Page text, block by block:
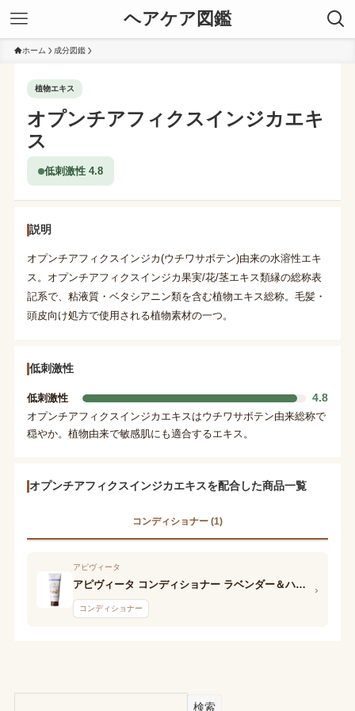
ヘアケア図鑑
ホーム 成分図鑑
植物エキス
オプンチアフィクスインジカエキ
ス
低刺激性 4.8
説明
オプンチアフィクスインジカ(ウチワサボテン)由来の水溶性エキ
ス。オプンチアフィクスインジカ果実/花/茎エキス類縁の総称表
記系で、粘液質・ベタシアニン類を含む植物エキス総称。毛髪・
頭皮向け処方で使用される植物素材の一つ。
低刺激性
低刺激性 4.8
オプンチアフィクスインジカエキスはウチワサボテン由来総称で
穏やか。植物由来で敏感肌にも適合するエキス。
オプンチアフィクスインジカエキスを配合した商品一覧
コンディショナー (1)
アピヴィータ
アピヴィータ コンディショナー ラベンダー＆ハニー
コンディショナー
›
検索